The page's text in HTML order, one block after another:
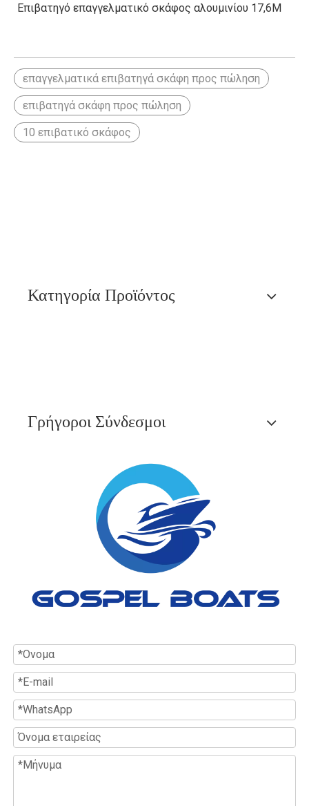
Επιβατηγό επαγγελματικό σκάφος αλουμινίου 17,6M
επαγγελματικά επιβατηγά σκάφη προς πώληση
επιβατηγά σκάφη προς πώληση
10 επιβατικό σκάφος
Κατηγορία Προϊόντος
Γρήγοροι Σύνδεσμοι